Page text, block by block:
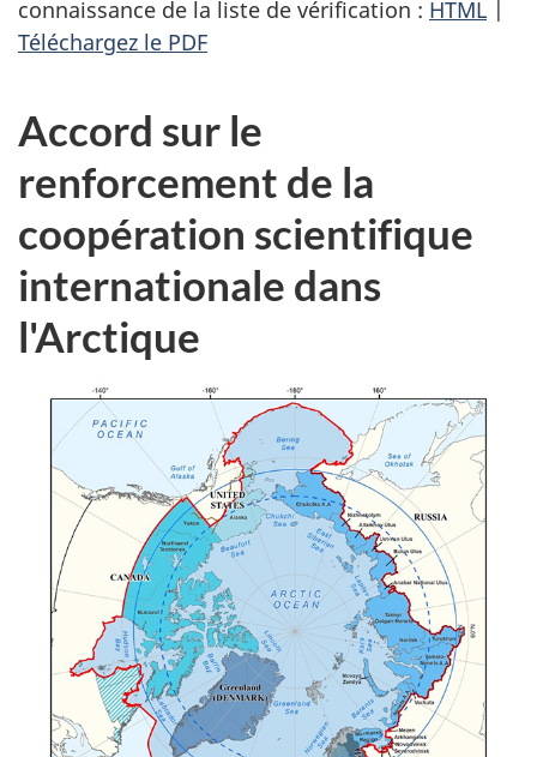
connaissance de la liste de vérification : HTML
Téléchargez le PDF
Accord sur le
renforcement de la
coopération scientifique
internationale dans
l'Arctique